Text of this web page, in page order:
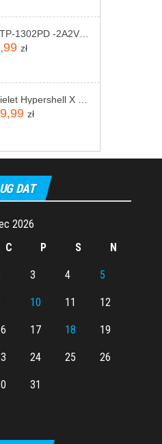
zł
zł
DAT
2026
C P S N
3 4 5
10 11 12
17 18 19
24 25 26
31